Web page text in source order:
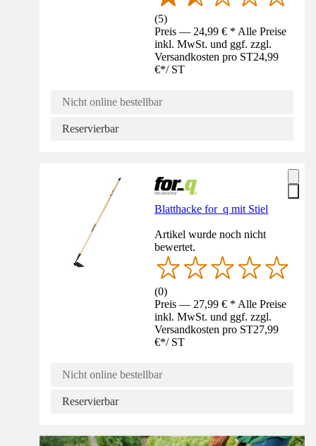
(5)
Preis — 24,99 € * Alle Preise
inkl. MwSt. und ggf. zzgl.
Versandkosten pro ST24,99
€*/ ST
Nicht online bestellbar
Reservierbar
Blatthacke for_q mit Stiel
Artikel wurde noch nicht
bewertet.
(0)
Preis — 27,99 € * Alle Preise
inkl. MwSt. und ggf. zzgl.
Versandkosten pro ST27,99
€*/ ST
Nicht online bestellbar
Reservierbar